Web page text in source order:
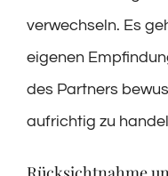
verwechseln. Es
eigenen
des Partners
aufrichtig zu